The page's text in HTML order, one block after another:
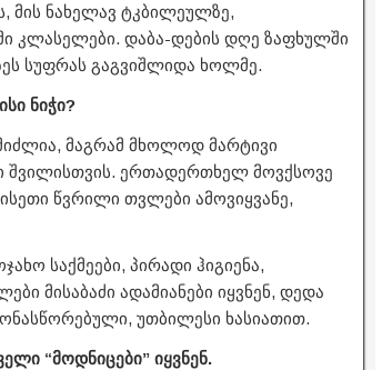
მის ნახელავ ტკბილეულზე,
კლასელები. დაბა-დების დღე ზაფხულში
სუფრას გაგვიშლიდა ხოლმე.
ნიჭი?
მაგრამ მხოლოდ მარტივი
შვილისთვის. ერთადერთხელ მოვქსოვე
წვრილი თვლები ამოვიყვანე,
საქმეები, პირადი ჰიგიენა,
მისაბაძი ადამიანები იყვნენ, დედა
უთბილესი ხასიათით.
“მოდნიცები” იყვნენ.